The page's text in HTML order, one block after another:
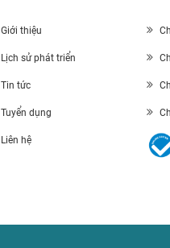
Giới thiệu
Lịch sử phát triển
Tin tức
Tuyển dụng
Liên hệ